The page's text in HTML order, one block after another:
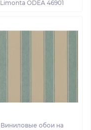
Limonta ODEA 46901
Виниловые обои на